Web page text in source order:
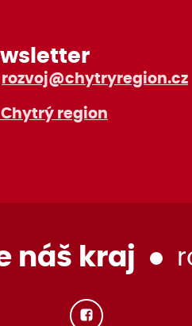
rozvoj@chytryregion.cz
region
náš kraj